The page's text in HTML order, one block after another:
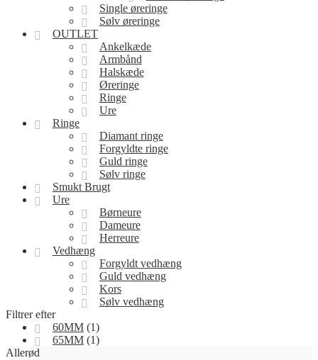
Single øreringe
Sølv øreringe
OUTLET
Ankelkæde
Armbånd
Halskæde
Øreringe
Ringe
Ure
Ringe
Diamant ringe
Forgyldte ringe
Guld ringe
Sølv ringe
Smukt Brugt
Ure
Børneure
Dameure
Herreure
Vedhæng
Forgyldt vedhæng
Guld vedhæng
Kors
Sølv vedhæng
Filtrer efter
60MM (1)
65MM (1)
Allerød